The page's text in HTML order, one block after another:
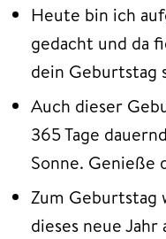
Heute bin ich
gedacht und da
dein Geburtstag
Auch dieser
365 Tage
Sonne. Genieße
Zum Geburtstag
dieses neue